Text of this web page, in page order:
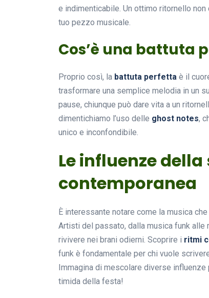
e indimenticabile. Un ottimo ritornello
tuo pezzo musicale.
Cos’è una battuta
Proprio così, la battuta perfetta è il
trasformare una semplice melodia in un
pause, chiunque può dare vita a un
dimentichiamo l’uso delle ghost notes,
unico e inconfondibile.
Le influenze
contemporanea
È interessante notare come la musica
Artisti del passato, dalla musica funk alle
rivivere nei brani odierni. Scoprire i ritmi
funk è fondamentale per chi vuole
Immagina di mescolare diverse influenze
timida della festa!